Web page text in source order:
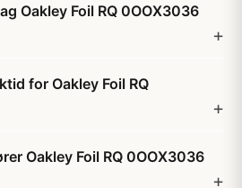
Oakley Foil RQ 0OOX3036
for Oakley Foil RQ
Oakley Foil RQ 0OOX3036